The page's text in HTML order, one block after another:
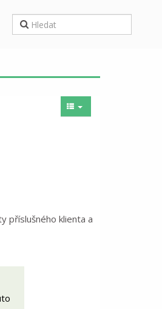
příslušného klienta a